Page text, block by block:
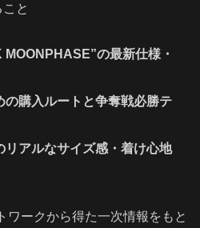
と
の最新仕様・
の購入ルートと争奪戦必勝テ
リアルなサイズ感・着け心地
ワークから得た一次情報をもと